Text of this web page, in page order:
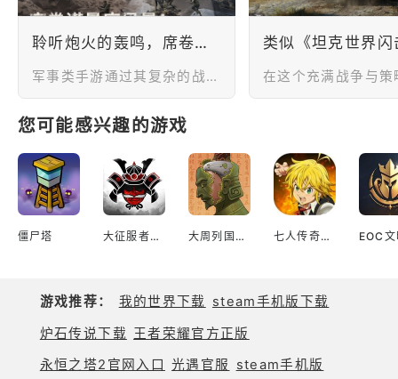
聆听炮火的轰鸣，席卷世界的战争风暴！
军事类手游通过其复杂的战略性、现代化的武器与科技、多样化的游戏模式和社交竞技的特点，吸引了广大玩家群体的喜爱和参与。这类手游往往需要玩家在战场上制定战略，合理调配资源，采取正确的战术来取得胜利。这种挑战性可以让玩家感到满足，展示自己的智慧和决策能力。同时，这类游戏往往会展示现代武器、科技装备的应用，让玩家可以体验到高科技战争的刺激感和紧张气氛。今天就给大家介绍几款军事类手游，让我们一起回到那个炮火轰天的战场，感受和平的可贵！
您可能感兴趣的游戏
僵尸塔 大征服者2战国时代传奇幕府将军 大周列国志台服 七人传奇光与暗之交战
游戏推荐： 我的世界下载 steam手机版下载
炉石传说下载 王者荣耀官方正版
永恒之塔2官网入口
光遇官服 steam手机版